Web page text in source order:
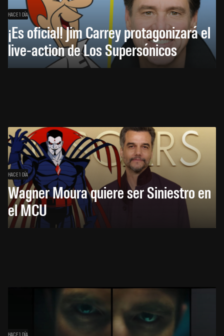
HACE 1 DÍA
¡Es oficial! Jim Carrey protagonizará el
live-action de Los Supersónicos
HACE 1 DÍA
Wagner Moura quiere ser Siniestro en
el MCU
HACE 1 DÍA